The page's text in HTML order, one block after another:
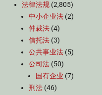
法律法规 (2,805)
中小企业法 (2)
仲裁法 (4)
信托法 (3)
公共事业法 (5)
公司法 (50)
国有企业 (7)
刑法 (46)